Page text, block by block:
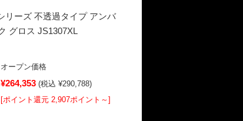
リーズ 不透過タイプ アンバ
グロス JS1307XL
オープン価格
¥264,353 (税込 ¥290,788)
[ポイント還元 2,907ポイント～]